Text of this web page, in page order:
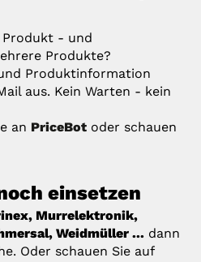
Produkt - und
Produkte?
Produktinformation
aus. Kein Warten - kein
an PriceBot oder schauen
einsetzen
Murrelektronik,
Weidmüller ... dann
Oder schauen Sie auf